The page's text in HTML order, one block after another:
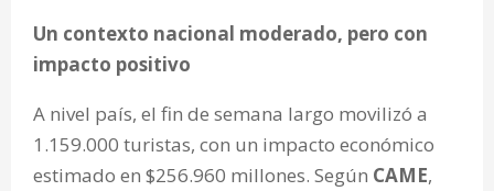
Un contexto nacional moderado, pero con
impacto positivo
A nivel país, el fin de semana largo movilizó a
1.159.000 turistas, con un impacto económico
estimado en $256.960 millones. Según CAME,